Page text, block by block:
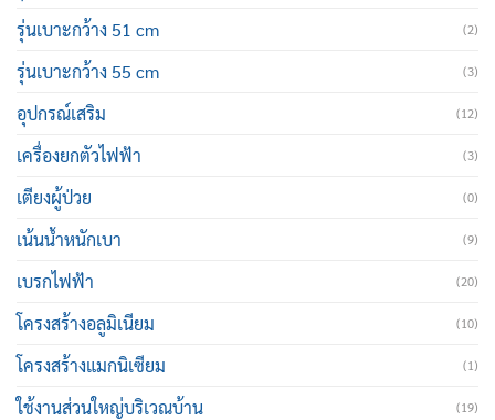
รุ่นเบาะกว้าง 51 cm (2)
รุ่นเบาะกว้าง 55 cm (3)
อุปกรณ์เสริม (12)
เครื่องยกตัวไฟฟ้า (3)
เตียงผู้ป่วย (0)
เน้นน้ำหนักเบา (9)
เบรกไฟฟ้า (20)
โครงสร้างอลูมิเนียม (10)
โครงสร้างแมกนิเซียม (1)
ใช้งานส่วนใหญ่บริเวณบ้าน (19)